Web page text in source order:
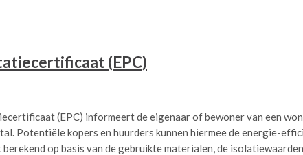
(EPC)
(EPC) informeert de eigenaar of bewoner van een
Potentiële kopers en huurders kunnen hiermee de energie-
op basis van de gebruikte materialen, de